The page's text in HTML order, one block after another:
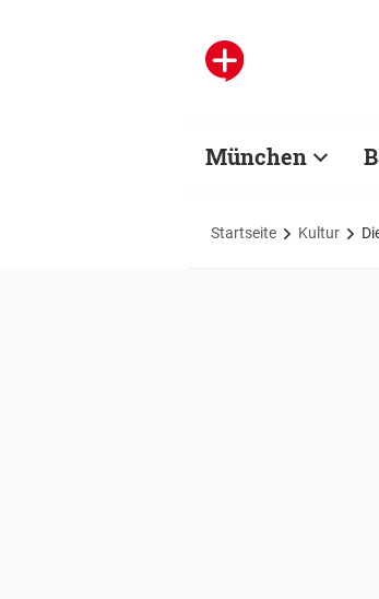
München
Startseite Kultur